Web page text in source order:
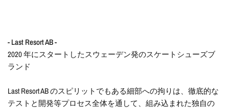
-Last Resort AB-
2020 年にスタートしたスウェーデン発のスケートシューズブ
ランド
Last Resort AB のスピリットでもある細部への拘りは、徹底的な
テストと開発等プロセス全体を通して、 組み込まれた独自の